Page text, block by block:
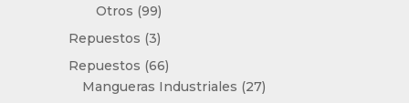
Otros 9999
productos
Repuestos 33
productos
Repuestos 6666
productos
Mangueras Industriales 2727